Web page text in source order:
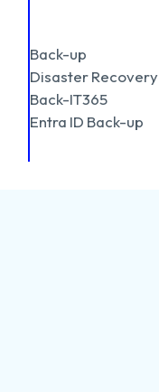
Back-up
Disaster Recovery
Back-IT365
Entra ID Back-up